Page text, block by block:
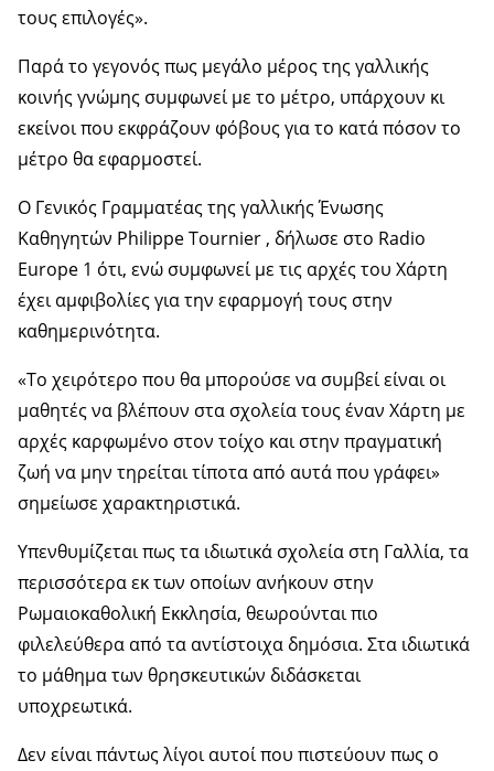
τους επιλογές».
Παρά το γεγονός πως μεγάλο μέρος της γαλλικής
κοινής γνώμης συμφωνεί με το μέτρο, υπάρχουν κι
εκείνοι που εκφράζουν φόβους για το κατά πόσον το
μέτρο θα εφαρμοστεί.
Ο Γενικός Γραμματέας της γαλλικής Ένωσης
Καθηγητών Philippe Tournier , δήλωσε στο Radio
Europe 1 ότι, ενώ συμφωνεί με τις αρχές του Χάρτη
έχει αμφιβολίες για την εφαρμογή τους στην
καθημερινότητα.
«Το χειρότερο που θα μπορούσε να συμβεί είναι οι
μαθητές να βλέπουν στα σχολεία τους έναν Χάρτη με
αρχές καρφωμένο στον τοίχο και στην πραγματική
ζωή να μην τηρείται τίποτα από αυτά που γράφει»
σημείωσε χαρακτηριστικά.
Υπενθυμίζεται πως τα ιδιωτικά σχολεία στη Γαλλία, τα
περισσότερα εκ των οποίων ανήκουν στην
Ρωμαιοκαθολική Εκκλησία, θεωρούνται πιο
φιλελεύθερα από τα αντίστοιχα δημόσια. Στα ιδιωτικά
το μάθημα των θρησκευτικών διδάσκεται
υποχρεωτικά.
Δεν είναι πάντως λίγοι αυτοί που πιστεύουν πως ο